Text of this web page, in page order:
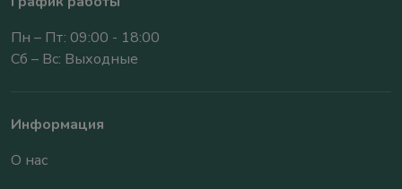
Пн – Пт: 09:00 - 18:00
Сб – Вс: Выходные
Информация
О нас